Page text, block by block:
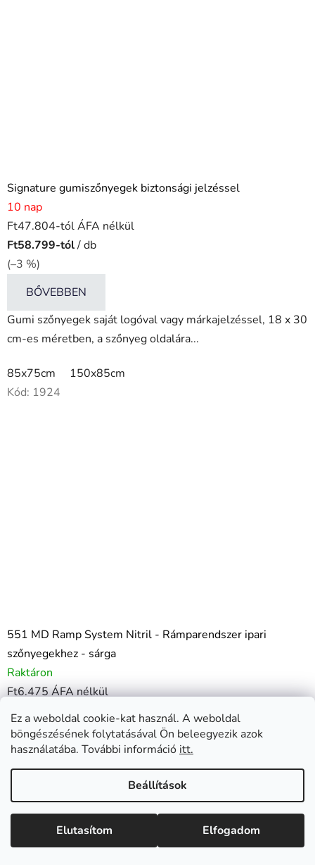
Ez a weboldal cookie-kat használ. A weboldal
böngészésének folytatásával Ön beleegyezik azok
használatába. További információ itt.
Beállítások
Elutasítom Elfogadom
Signature gumiszőnyegek biztonsági jelzéssel
10 nap
Ft47.804-tól ÁFA nélkül
Ft58.799-tól/ db
(–3 %)
BŐVEBBEN
Gumi szőnyegek saját logóval vagy márkajelzéssel, 18 x 30
cm-es méretben, a szőnyeg oldalára...
85x75cm
150x85cm
Kód: 1924
551 MD Ramp System Nitril - Rámparendszer ipari
szőnyegekhez - sárga
Raktáron
Ft6.475 ÁFA nélkül
Ft7.964 / db
BŐVEBBEN
Csatlakoztatható élvonalbeli biztonsági rendszer egyedi
szőnyegszerelésekhez a megbotlás...
5cm x 101cm
6cm x 101cm
551M0003YL